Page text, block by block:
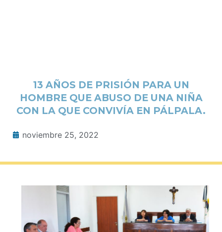
13 AÑOS DE PRISIÓN PARA UN
HOMBRE QUE ABUSO DE UNA NIÑA
CON LA QUE CONVIVÍA EN PÁLPALA.
noviembre 25, 2022